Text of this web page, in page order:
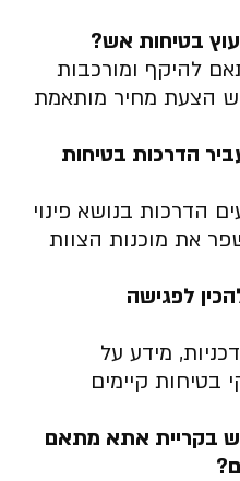
בטיחות אש?
להיקף ומורכבות
הצעת מחיר מותאמת
הדרכות בטיחות
הדרכות בנושא פינוי
את מוכנות הצוות
לפגישה
מידע על
בטיחות קיימים
בקריית אתא מתאם
?